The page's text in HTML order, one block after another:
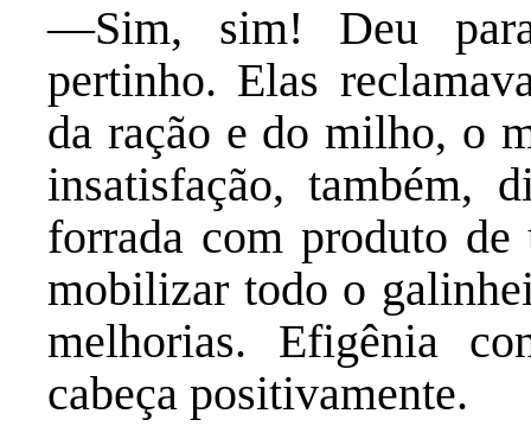
—Sim, sim! Deu
pertinho. Elas
da ração e do milho, o
insatisfação, também,
forrada com produto
mobilizar todo o
melhorias. Efigênia
cabeça positivamente.